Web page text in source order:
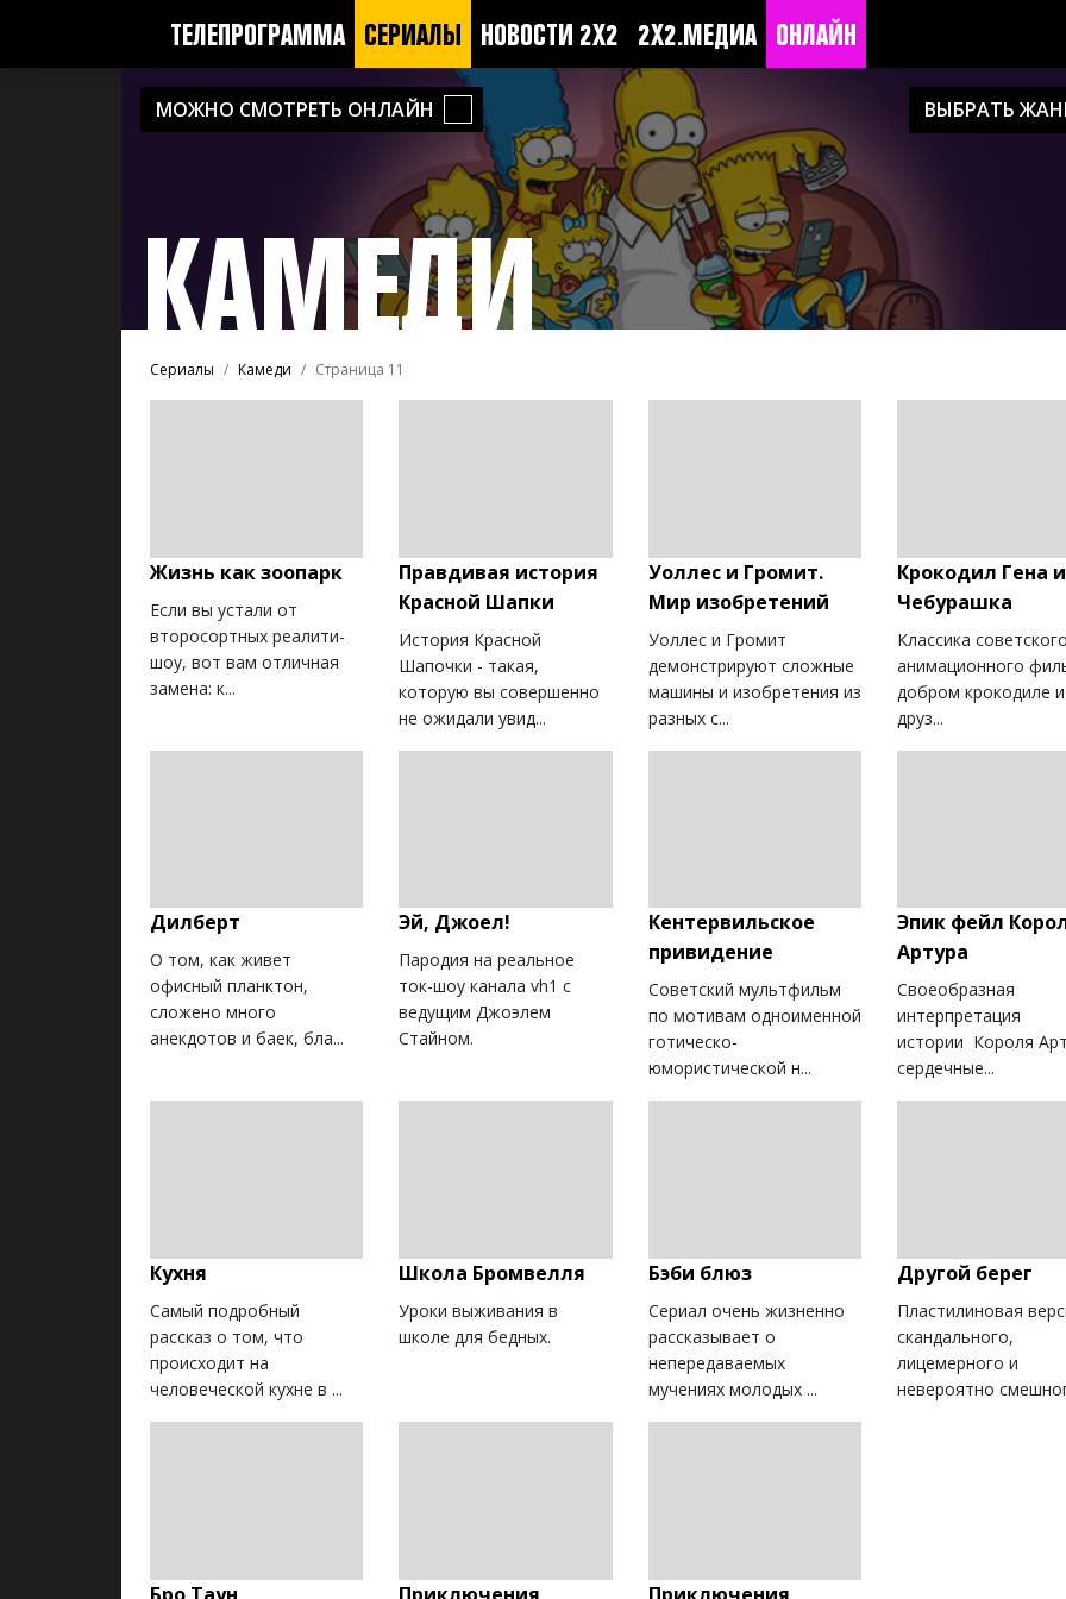
ТЕЛЕПРОГРАММА СЕРИАЛЫ НОВОСТИ 2Х2 2Х2.МЕДИА ОНЛАЙН
МОЖНО СМОТРЕТЬ ОНЛАЙН ВЫБРАТЬ
КАМЕДИ
Сериалы Камеди Страница 11
Жизнь как зоопарк
Если вы устали от
второсортных реалити-
шоу, вот вам отличная
замена: к...
Правдивая история
Красной Шапки
История Красной
Шапочки - такая,
которую вы совершенно
не ожидали увид...
Уоллес и Громит.
Мир изобретений
Уоллес и Громит
демонстрируют сложные
машины и изобретения из
разных с...
Крокодил Гена и
Чебурашка
Классика советского
анимационного
добром крокодиле
друз...
Дилберт
О том, как живет
офисный планктон,
сложено много
анекдотов и баек, бла...
Эй, Джоел!
Пародия на реальное
ток-шоу канала vh1 с
ведущим Джоэлем
Стайном.
Кентервильское
привидение
Советский мультфильм
по мотивам одноименной
готическо-
юмористической н...
Эпик фейл
Артура
Своеобразная
интерпретация
истории Короля
сердечные...
Кухня
Самый подробный
рассказ о том, что
происходит на
человеческой кухне в ...
Школа Бромвелля
Уроки выживания в
школе для бедных.
Бэби блюз
Сериал очень жизненно
рассказывает о
непередаваемых
мучениях молодых ...
Другой берег
Пластилиновая
скандального,
лицемерного и
невероятно
Бро Таун Приключения Приключения